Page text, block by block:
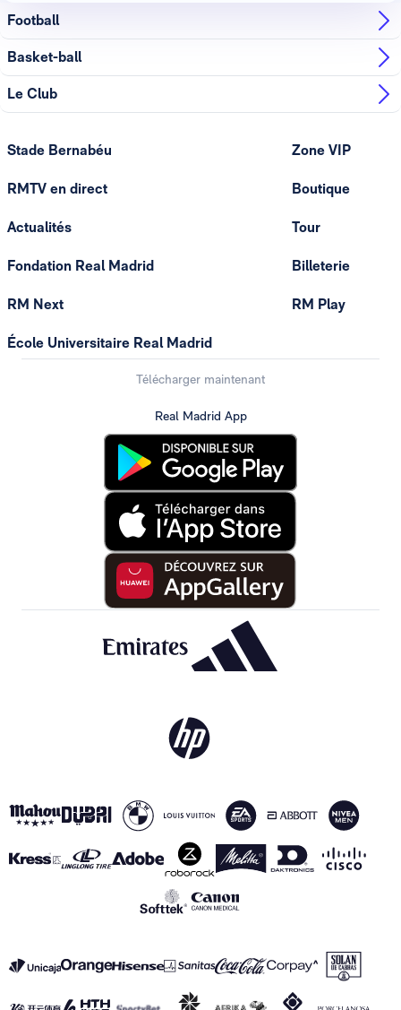
Football
Basket-ball
Le Club
Stade Bernabéu
RMTV en direct
Actualités
Fondation Real Madrid
RM Next
École Universitaire Real Madrid
Zone VIP
Boutique
Tour
Billeterie
RM Play
Télécharger maintenant
Real Madrid App